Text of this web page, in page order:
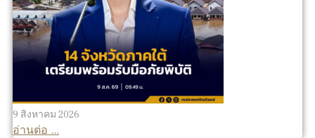
9 สิงหาคม 2026
อ่านต่อ ...